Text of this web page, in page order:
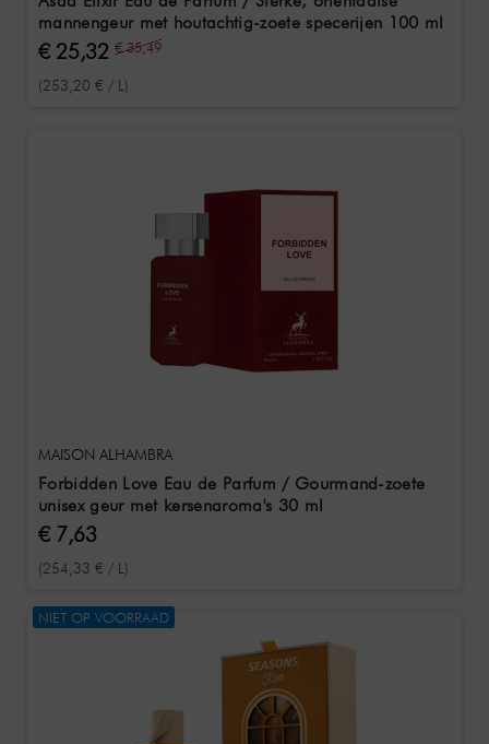
mannengeur met houtachtig-zoete specerijen 100 ml
€ 25,32 € 35,49
(253,20 € / L)
MAISON ALHAMBRA
Forbidden Love Eau de Parfum / Gourmand-zoete
unisex geur met kersenaroma's 30 ml
€ 7,63
(254,33 € / L)
NIET OP VOORRAAD